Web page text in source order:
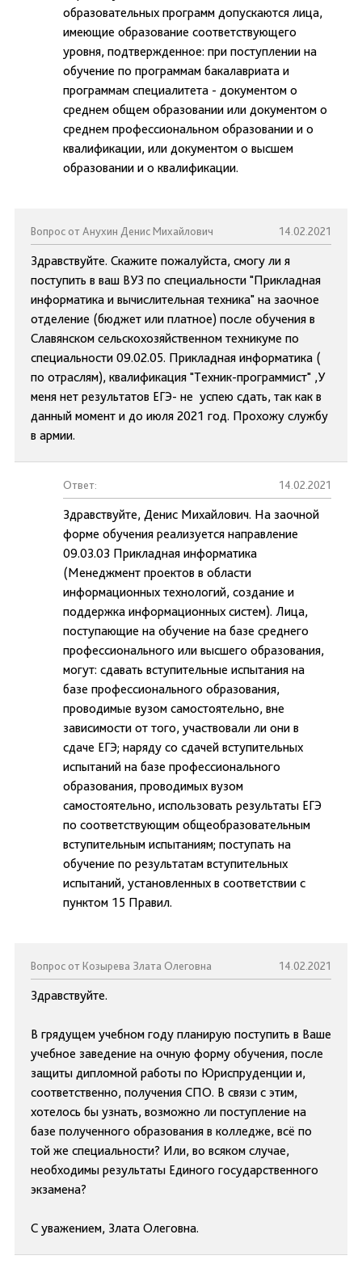
образовательных программ допускаются лица,
имеющие образование соответствующего
уровня, подтвержденное: при поступлении на
обучение по программам бакалавриата и
программам специалитета - документом о
среднем общем образовании или документом о
среднем профессиональном образовании и о
квалификации, или документом о высшем
образовании и о квалификации.
Вопрос от Анухин Денис Михайлович 14.02.2021
Здравствуйте. Скажите пожалуйста, смогу ли я
поступить в ваш ВУЗ по специальности "Прикладная
информатика и вычислительная техника" на заочное
отделение (бюджет или платное) после обучения в
Славянском сельскохозяйственном техникуме по
специальности 09.02.05. Прикладная информатика (
по отраслям), квалификация "Техник-программист" ,У
меня нет результатов ЕГЭ- не успею сдать, так как в
данный момент и до июля 2021 год. Прохожу службу
в армии.
Ответ: 14.02.2021
Здравствуйте, Денис Михайлович. На заочной
форме обучения реализуется направление
09.03.03 Прикладная информатика
(Менеджмент проектов в области
информационных технологий, создание и
поддержка информационных систем). Лица,
поступающие на обучение на базе среднего
профессионального или высшего образования,
могут: сдавать вступительные испытания на
базе профессионального образования,
проводимые вузом самостоятельно, вне
зависимости от того, участвовали ли они в
сдаче ЕГЭ; наряду со сдачей вступительных
испытаний на базе профессионального
образования, проводимых вузом
самостоятельно, использовать результаты ЕГЭ
по соответствующим общеобразовательным
вступительным испытаниям; поступать на
обучение по результатам вступительных
испытаний, установленных в соответствии с
пунктом 15 Правил.
Вопрос от Козырева Злата Олеговна 14.02.2021
Здравствуйте.
В грядущем учебном году планирую поступить в Ваше
учебное заведение на очную форму обучения, после
защиты дипломной работы по Юриспруденции и,
соответственно, получения СПО. В связи с этим,
хотелось бы узнать, возможно ли поступление на
базе полученного образования в колледже, всё по
той же специальности? Или, во всяком случае,
необходимы результаты Единого государственного
экзамена?
С уважением, Злата Олеговна.